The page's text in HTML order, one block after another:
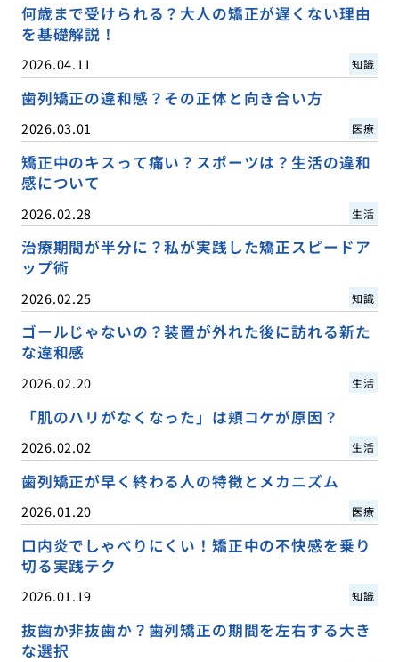
何歳まで受けられる？大人の矯正が遅くない理由
を基礎解説！
2026.04.11 知識
歯列矯正の違和感？その正体と向き合い方
2026.03.01 医療
矯正中のキスって痛い？スポーツは？生活の違和
感について
2026.02.28 生活
治療期間が半分に？私が実践した矯正スピードア
ップ術
2026.02.25 知識
ゴールじゃないの？装置が外れた後に訪れる新た
な違和感
2026.02.20 生活
「肌のハリがなくなった」は頬コケが原因？
2026.02.02 生活
歯列矯正が早く終わる人の特徴とメカニズム
2026.01.20 医療
口内炎でしゃべりにくい！矯正中の不快感を乗り
切る実践テク
2026.01.19 知識
抜歯か非抜歯か？歯列矯正の期間を左右する大き
な選択